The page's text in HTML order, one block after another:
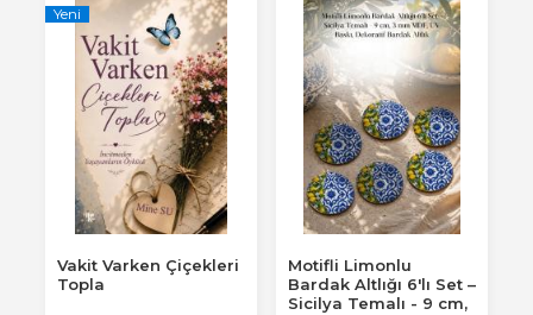
Yeni
Vakit Varken Çiçekleri
Topla
Motifli Limonlu
Bardak Altlığı 6'lı Set –
Sicilya Temalı - 9 cm,